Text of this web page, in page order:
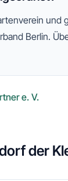
und
Berlin.
e. V.
der